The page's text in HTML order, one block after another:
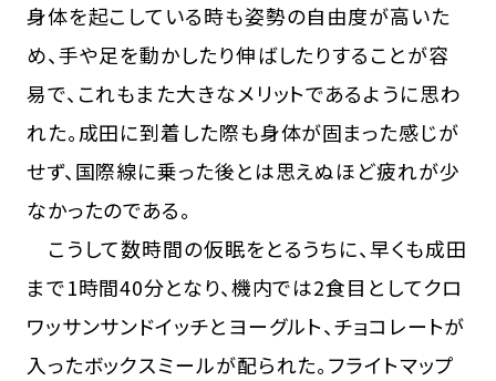
身体を起こしている時も姿勢の自由度が高いた
め、手や足を動かしたり伸ばしたりすることが容
易で、これもまた大きなメリットであるように思わ
れた。成田に到着した際も身体が固まった感じが
せず、国際線に乗った後とは思えぬほど疲れが少
なかったのである。
こうして数時間の仮眠をとるうちに、早くも成田
まで1時間40分となり、機内では2食目としてクロ
ワッサンサンドイッチとヨーグルト、チョコレートが
入ったボックスミールが配られた。フライトマップ